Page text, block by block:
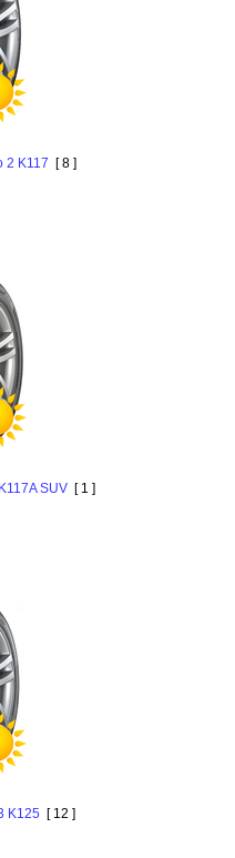
2 K117 [ 8 ]
SUV [ 1 ]
K125 [ 12 ]